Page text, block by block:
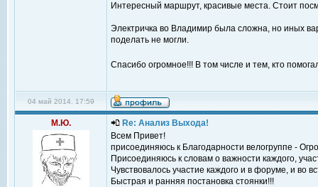
Интересный маршрут, красивые места. Стоит
Электричка во Владимир была сложна, но иных
поделать не могли.
Спасибо огромное!!! В том числе и тем, кто
04 май 2014, 17:59
М.Ю.
Re: Анализ Выхода!
Всем Привет!
присоединяюсь к Благодарности велогруппе -
Присоединяюсь к словам о важности каждого,
Чувствовалось участие каждого и в форуме, и во
Быстрая и ранняя постановка стоянки!!!